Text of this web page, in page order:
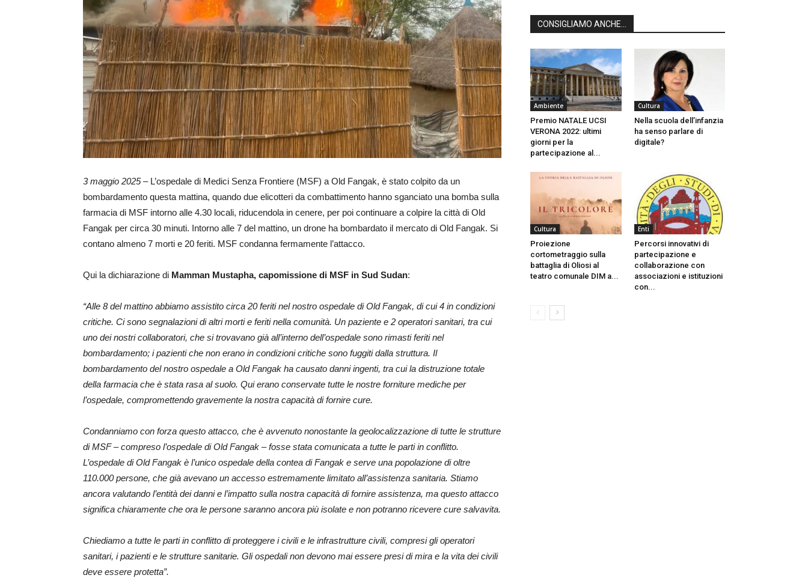
3 maggio 2025– L’ospedale di Medici Senza Frontiere (MSF) a Old Fangak, è stato colpito da un
bombardamento questa mattina, quando due elicotteri da combattimento hanno sganciato una bomba sulla
farmacia di MSF intorno alle 4.30 locali, riducendola in cenere, per poi continuare a colpire la città di Old
Fangak per circa 30 minuti. Intorno alle 7 del mattino, un drone ha bombardato il mercato di Old Fangak. Si
contano almeno 7 morti e 20 feriti. MSF condanna fermamente l’attacco.
Qui la dichiarazione di Mamman Mustapha, capomissione di MSF in Sud Sudan:
“Alle 8 del mattino abbiamo assistito circa 20 feriti nel nostro ospedale di Old Fangak, di cui 4 in condizioni
critiche. Ci sono segnalazioni di altri morti e feriti nella comunità. Un paziente e 2 operatori sanitari, tra cui
uno dei nostri collaboratori, che si trovavano già all’interno dell’ospedale sono rimasti feriti nel
bombardamento; i pazienti che non erano in condizioni critiche sono fuggiti dalla struttura. Il
bombardamento del nostro ospedale a Old Fangak ha causato danni ingenti, tra cui la distruzione totale
della farmacia che è stata rasa al suolo. Qui erano conservate tutte le nostre forniture mediche per
l’ospedale, compromettendo gravemente la nostra capacità di fornire cure.
Condanniamo con forza questo attacco, che è avvenuto nonostante la geolocalizzazione di tutte le strutture
di MSF – compreso l’ospedale di Old Fangak – fosse stata comunicata a tutte le parti in conflitto.
L’ospedale di Old Fangak è l’unico ospedale della contea di Fangak e serve una popolazione di oltre
110.000 persone, che già avevano un accesso estremamente limitato all’assistenza sanitaria. Stiamo
ancora valutando l’entità dei danni e l’impatto sulla nostra capacità di fornire assistenza, ma questo attacco
significa chiaramente che ora le persone saranno ancora più isolate e non potranno ricevere cure salvavita.
Chiediamo a tutte le parti in conflitto di proteggere i civili e le infrastrutture civili, compresi gli operatori
sanitari, i pazienti e le strutture sanitarie. Gli ospedali non devono mai essere presi di mira e la vita dei civili
deve essere protetta”.
CONSIGLIAMO ANCHE...
Ambiente
Premio NATALE UCSI
VERONA 2022: ultimi
giorni per la
partecipazione al...
Cultura
Nella scuola dell’infanzia
ha senso parlare di
digitale?
Cultura
Proiezione
cortometraggio sulla
battaglia di Oliosi al
teatro comunale DIM a...
Enti
Percorsi innovativi di
partecipazione e
collaborazione con
associazioni e istituzioni
con...